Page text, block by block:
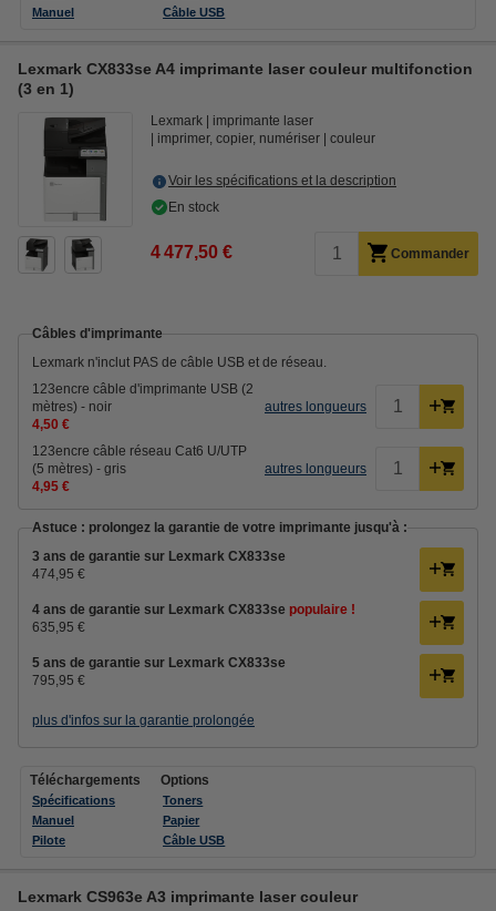
Manuel
Câble USB
Lexmark CX833se A4 imprimante laser couleur multifonction
(3 en 1)
Lexmark
imprimante laser
imprimer, copier, numériser
couleur
Voir les spécifications et la description
En stock
4 477,50 € Commander
Câbles d'imprimante
Lexmark n'inclut PAS de câble USB et de réseau.
123encre câble d'imprimante USB (2
mètres) - noir
4,50 €
autres longueurs
123encre câble réseau Cat6 U/UTP
(5 mètres) - gris
4,95 €
autres longueurs
Astuce : prolongez la garantie de votre imprimante jusqu'à :
3 ans de garantie sur Lexmark CX833se
474,95 €
4 ans de garantie sur Lexmark CX833se populaire !
635,95 €
5 ans de garantie sur Lexmark CX833se
795,95 €
plus d'infos sur la garantie prolongée
Téléchargements
Spécifications
Manuel
Pilote
Options
Toners
Papier
Câble USB
Lexmark CS963e A3 imprimante laser couleur